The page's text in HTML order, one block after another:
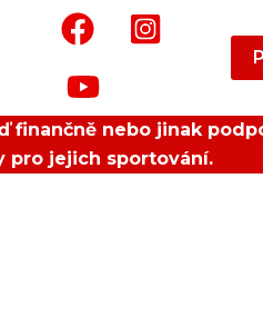
finančně nebo jinak
pro jejich sportování.